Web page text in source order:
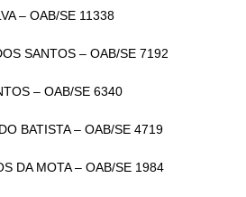
– OAB/SE 11338
SANTOS – OAB/SE 7192
– OAB/SE 6340
BATISTA – OAB/SE 4719
DA MOTA – OAB/SE 1984